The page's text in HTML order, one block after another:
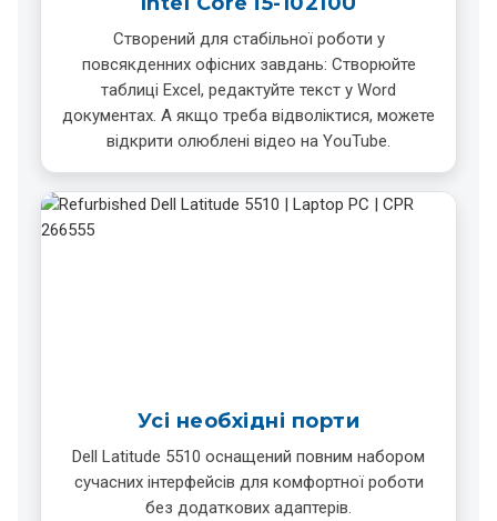
Створений для стабільної роботи у
повсякденних офісних завдань: Створюйте
таблиці Excel, редактуйте текст у Word
документах. А якщо треба відволіктися, можете
відкрити олюблені відео на YouTube.
Усі необхідні порти
Dell Latitude 5510 оснащений повним набором
сучасних інтерфейсів для комфортної роботи
без додаткових адаптерів.